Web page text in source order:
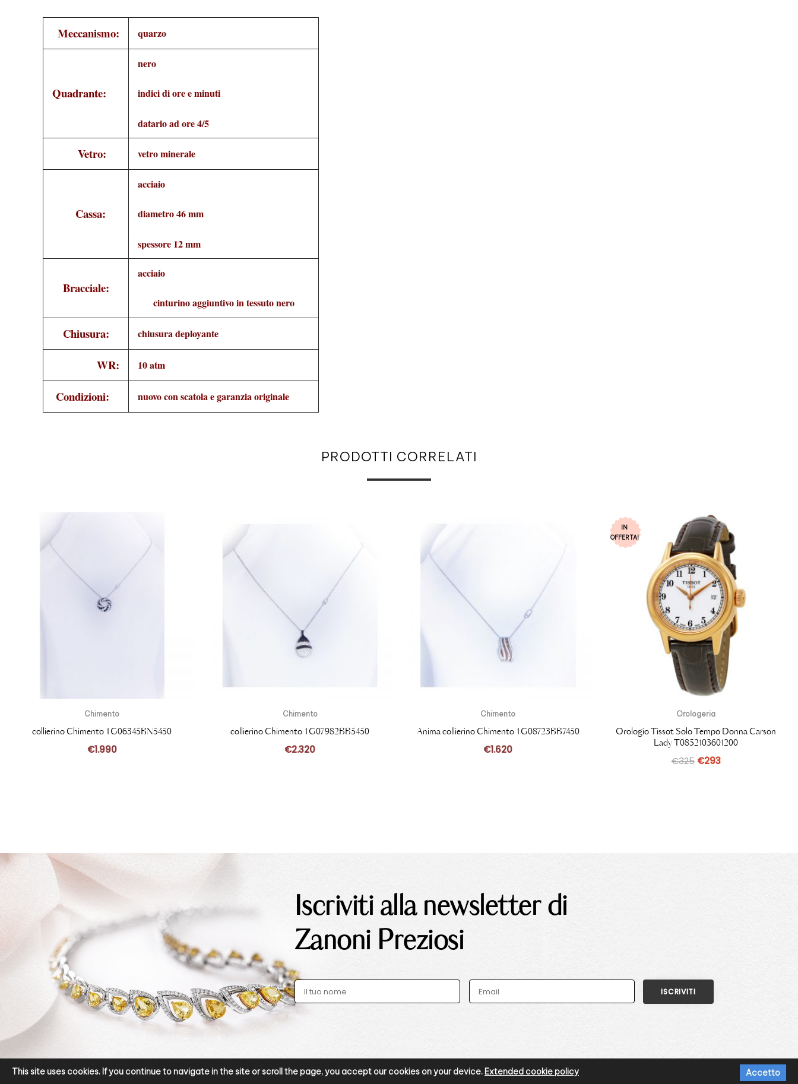
Meccanismo: quarzo
Quadrante:
nero
indici di ore e minuti
datario ad ore 4/5
Vetro: vetro minerale
Cassa:
acciaio
diametro 46 mm
spessore 12 mm
Bracciale:
acciaio
cinturino aggiuntivo in tessuto nero
Chiusura: chiusura deployante
WR: 10 atm
Condizioni: nuovo con scatola e garanzia originale
PRODOTTI CORRELATI
Chimento
collierino Chimento 1G06345BN5450
€1.990
Chimento
collierino Chimento 1G07982BB5450
€2.320
Chimento
Anima collierino Chimento 1G08723BB7450
€1.620
IN
OFFERTA!
Orologeria
Orologio Tissot Solo Tempo Donna Carson
Lady T0852103601200
€325 €293
Iscriviti alla newsletter di
Zanoni Preziosi
This site uses cookies. If you continue to navigate in the site or scroll the page, you accept our cookies on your device. Extended cookie policy Accetto